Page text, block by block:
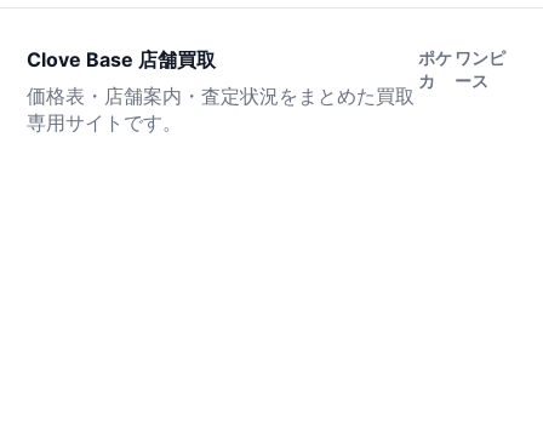
Clove Base 店舗買取
価格表・店舗案内・査定状況をまとめた買取
専用サイトです。
ポケ
カ
ワンピ
ース